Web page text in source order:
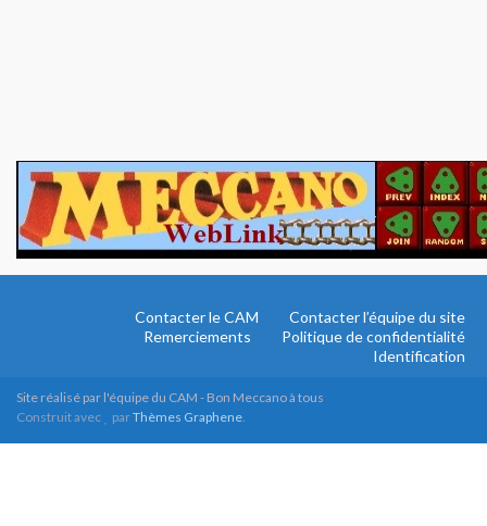
Contacter le CAM
Contacter l’équipe du site
Remerciements
Politique de confidentialité
Identification
Site réalisé par l'équipe du CAM - Bon Meccano à tous
Construit avec
parThèmes Graphene